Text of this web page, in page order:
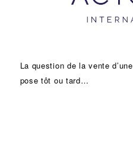
La question de la vente d’une
pose tôt ou tard…